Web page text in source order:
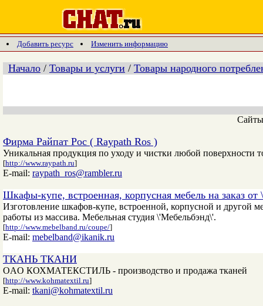
Добавить ресурс Изменить информацию
Начало / Товары и услуги / Товары народного
Фирма Райпат Рос ( Raypath Ros )
Уникальная продукция по уходу и чистки любой поверхности
[http://www.raypath.ru]
E-mail: raypath_ros@rambler.ru
Шкафы-купе, встроенная, корпусная мебель на заказ
Изготовление шкафов-купе, встроенной, корпусной и другой
работы из массива. Мебельная студия \'Мебельбэнд\'.
[http://www.mebelband.ru/coupe/]
E-mail: mebelband@ikanik.ru
ТКАНЬ ТКАНИ
ОAО КОХМАТЕКСТИЛЬ - производство и продажа тканей
[http://www.kohmatextil.ru]
E-mail: tkani@kohmatextil.ru